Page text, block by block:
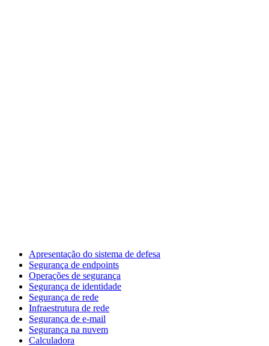
Apresentação do sistema de defesa
Segurança de endpoints
Operações de segurança
Segurança de identidade
Segurança de rede
Infraestrutura de rede
Segurança de e-mail
Segurança na nuvem
Calculadora